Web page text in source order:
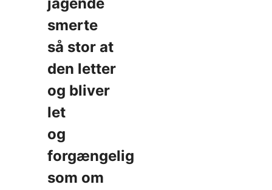
smerte
så stor at
den letter
og bliver
let
og
forgængelig
som om